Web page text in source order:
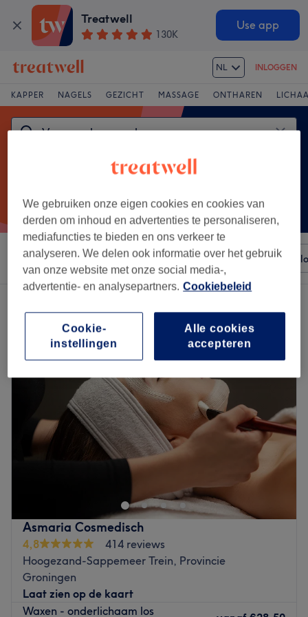
Treatwell
130K
Use app
NL INLOGGEN
KAPPER NAGELS GEZICHT MASSAGE ONTHAREN
Sorteer op Elke prijs Voorzieningen Merken
vrouwen harsen - benen in Midden-Groningen, Provincie Groningen
Asmaria Cosmedisch
4,8
414 reviews
Hoogezand-Sappemeer Trein, Provincie
Groningen
Laat zien op de kaart
Waxen - onderlichaam los
We gebruiken onze eigen cookies en cookies van
derden om inhoud en advertenties te personaliseren,
mediafuncties te bieden en ons verkeer te
analyseren. We delen ook informatie over het gebruik
van onze website met onze social media-,
advertentie- en analysepartners. Cookiebeleid
Alle cookies
accepteren
Cookie-
instellingen